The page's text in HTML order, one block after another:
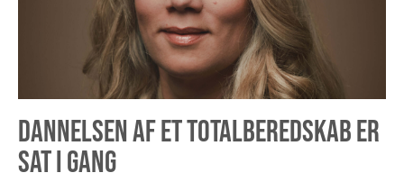
DANNELSEN AF ET TOTALBEREDSKAB ER
SAT I GANG